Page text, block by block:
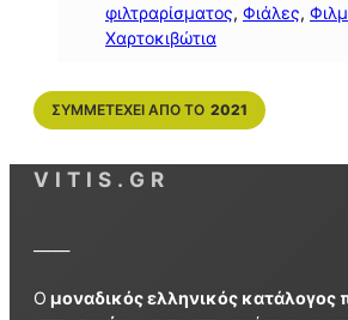
φιλτραρίσματος, Φιάλες, Φιλμ
Χαρτοκιβώτια
ΣΥΜΜΕΤΈΧΕΙ ΑΠΌ ΤΟ 2021
VITIS.GR
Ο μοναδικός ελληνικός κατάλογος